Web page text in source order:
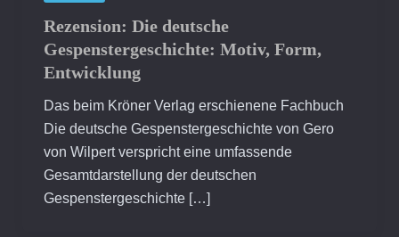
Rezension: Die deutsche
Gespenstergeschichte: Motiv, Form,
Entwicklung
Das beim Kröner Verlag erschienene Fachbuch
Die deutsche Gespenstergeschichte von Gero
von Wilpert verspricht eine umfassende
Gesamtdarstellung der deutschen
Gespenstergeschichte […]